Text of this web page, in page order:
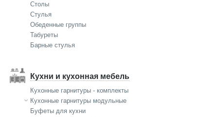
Столы
Стулья
Обеденные группы
Табуреты
Барные стулья
Кухни и кухонная мебель
Кухонные гарнитуры - комплекты
Кухонные гарнитуры модульные
Буфеты для кухни